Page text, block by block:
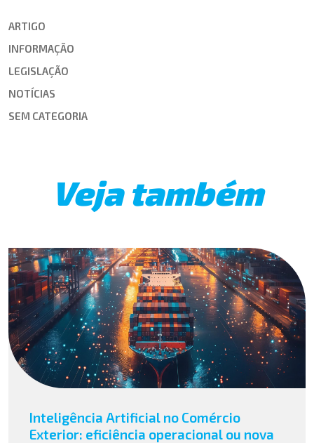
ARTIGO
INFORMAÇÃO
LEGISLAÇÃO
NOTÍCIAS
SEM CATEGORIA
Veja também
Inteligência Artificial no Comércio
Exterior: eficiência operacional ou nova